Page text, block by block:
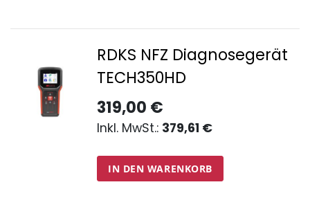
RDKS NFZ Diagnosegerät
TECH350HD
319,00 €
379,61 €
IN DEN WARENKORB